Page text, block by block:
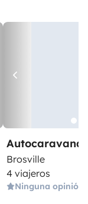
Autocaravana
Brosville
4 viajeros
Ninguna opinión